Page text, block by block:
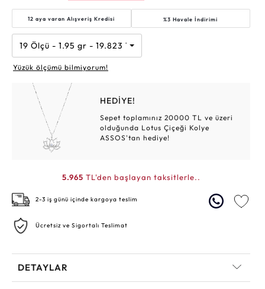
12 aya varanAlışveriş Kredisi %3 Havale İndirimi
19 Ölçü - 1.95 gr - 19.823 TL
Yüzük ölçümü bilmiyorum!
HEDİYE!
Sepet toplamınız 20000 TL ve üzeri
olduğunda Lotus Çiçeği Kolye
ASSOS'tan hediye!
5.965 TL'den başlayan taksitlerle..
2-3 iş günü içinde kargoya teslim
Ücretsiz ve Sigortalı Teslimat
DETAYLAR